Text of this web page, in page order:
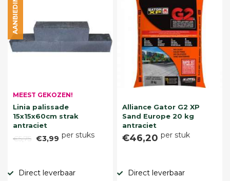
MEEST GEKOZEN!
Linia palissade
15x15x60cm strak
antraciet
€5,75 €3,99 per stuks
AANBIEDING
Direct leverbaar
Alliance Gator G2 XP
Sand Europe 20 kg
antraciet
€46,20 per stuk
Direct leverbaar